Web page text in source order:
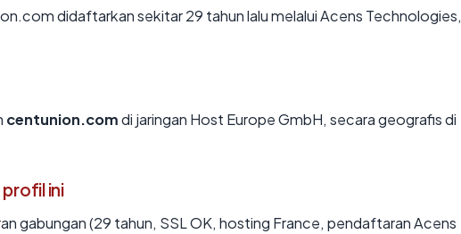
didaftarkan sekitar 29 tahun lalu melalui Acens Technologies,
centunion.comdi jaringan Host Europe GmbH, secara geografis di
ini
gabungan (29 tahun, SSL OK, hosting France, pendaftaran Acens